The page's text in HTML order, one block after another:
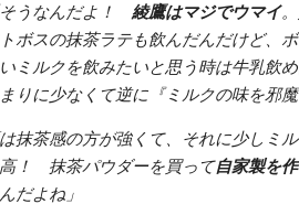
そうなんだよ！ 綾鷹はマジでウマイ
ボスの抹茶ラテも飲んだんだけど、
ミルクを飲みたいと思う時は牛乳飲
りに少なくて逆に『ミルクの味を邪魔
抹茶感の方が強くて、それに少しミ
！ 抹茶パウダーを買って自家製を
だよね」